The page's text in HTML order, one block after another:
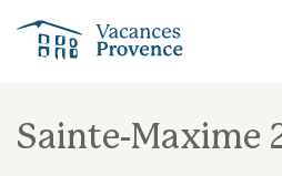
Sainte-Maxime